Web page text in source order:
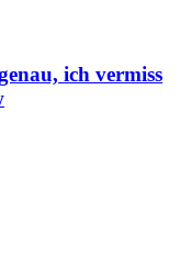
ich vermiss